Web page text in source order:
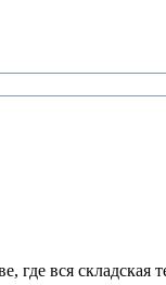
вся складская